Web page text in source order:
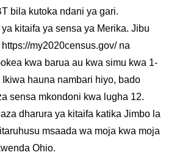
bila kutoka ndani ya gari.
kitaifa ya sensa ya Merika. Jibu
my2020census.gov/ na
kwa barua au kwa simu kwa 1-
hauna nambari hiyo, bado
sensa mkondoni kwa lugha 12.
dharura ya kitaifa katika Jimbo la
msaada wa moja kwa moja
Ohio.